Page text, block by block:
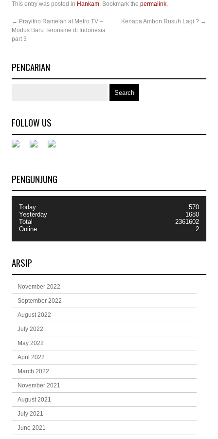
This entry was posted in Hankam. Bookmark the permalink.
← Prayitno Ramelan at Metro TV –
Modus Baru Terorisme di Indonesia
part 3
Kenapa Ambon Rusuh Lagi ? →
PENCARIAN
FOLLOW US
PENGUNJUNG
Today
Yesterday
Total
Online
570
1680
2361602
2
ARSIP
November 2022
September 2022
August 2022
July 2022
May 2022
April 2022
March 2022
November 2021
August 2021
July 2021
June 2021